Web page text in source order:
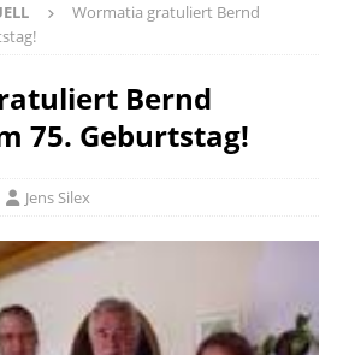
Wormatia gratuliert Bernd
Bernd
75. Geburtstag!
Jens Silex